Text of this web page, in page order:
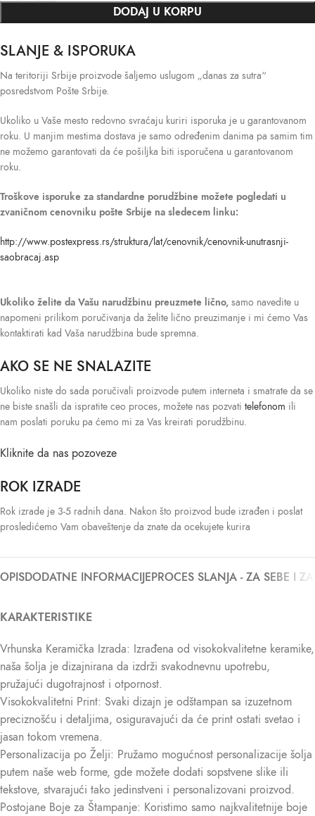
DODAJ U KORPU
SLANJE & ISPORUKA
Na teritoriji Srbije proizvode šaljemo uslugom „danas za sutra“
posredstvom Pošte Srbije.
Ukoliko u Vaše mesto redovno svraćaju kuriri isporuka je u garantovanom
roku. U manjim mestima dostava je samo određenim danima pa samim tim
ne možemo garantovati da će pošiljka biti isporučena u garantovanom
roku.
Troškove isporuke za standardne porudžbine možete pogledati u
zvaničnom cenovniku pošte Srbije na sledecem linku:
http://www.postexpress.rs/struktura/lat/cenovnik/cenovnik-unutrasnji-
saobracaj.asp
Ukoliko želite da Vašu narudžbinu preuzmete lično, samo navedite u
napomeni prilikom poručivanja da želite lično preuzimanje i mi ćemo Vas
kontaktirati kad Vaša narudžbina bude spremna.
AKO SE NE SNALAZITE
Ukoliko niste do sada poručivali proizvode putem interneta i smatrate da se
ne biste snašli da ispratite ceo proces, možete nas pozvati telefonom ili
nam poslati poruku pa ćemo mi za Vas kreirati porudžbinu.
Kliknite da nas pozoveze
ROK IZRADE
Rok izrade je 3-5 radnih dana. Nakon što proizvod bude izrađen i poslat
prosledićemo Vam obaveštenje da znate da ocekujete kurira
OPISDODATNE INFORMACIJEPROCES SLANJA - ZA SEBE I
KARAKTERISTIKE
Vrhunska Keramička Izrada: Izrađena od visokokvalitetne keramike,
naša šolja je dizajnirana da izdrži svakodnevnu upotrebu,
pružajući dugotrajnost i otpornost.
Visokokvalitetni Print: Svaki dizajn je odštampan sa izuzetnom
preciznošću i detaljima, osiguravajući da će print ostati svetao i
jasan tokom vremena.
Personalizacija po Želji: Pružamo mogućnost personalizacije šolja
putem naše web forme, gde možete dodati sopstvene slike ili
tekstove, stvarajući tako jedinstveni i personalizovani proizvod.
Postojane Boje za Štampanje: Koristimo samo najkvalitetnije boje